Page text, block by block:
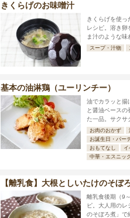
きくらげのお味噌汁
きくらげを使
レシピ。溶き卵
ま汁のような味
スープ・汁物
基本の油淋鶏（ユーリンチー）
油でカラッと揚
と醤油ベースの
た一品。サクサ
お肉のおかず
お誕生日・パー
おもてなし
イ
中華・エスニッ
【離乳食】大根としいたけのそぼ
離乳食後期（9
ピ。大人用のレ
のそぼろ煮」で